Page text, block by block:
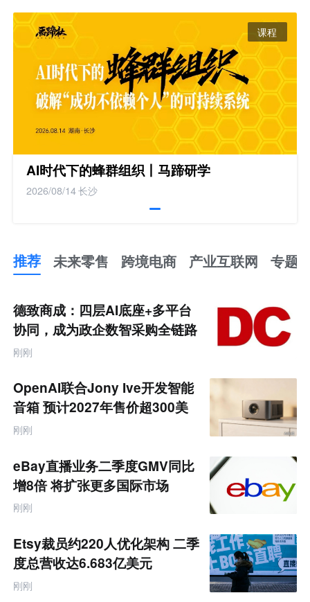
课程
AI时代下的蜂群组织丨马蹄研学
2026/08/14长沙
推荐 未来零售 跨境电商 产业互联网 专题
未
来
零
售
跨
境
产
业
互
联
网
德致商成：四层AI底座+多平台
协同，成为政企数智采购全链路
服务商
刚刚
OpenAI联合Jony Ive开发智能
音箱 预计2027年售价超300美
元
刚刚
eBay直播业务二季度GMV同比
增8倍 将扩张更多国际市场
刚刚
Etsy裁员约220人优化架构 二季
度总营收达6.683亿美元
刚刚